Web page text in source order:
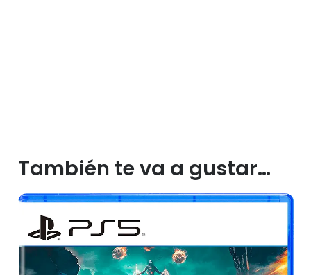
También te va a gustar…